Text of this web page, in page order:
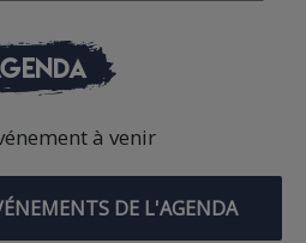
à venir
DE L'AGENDA